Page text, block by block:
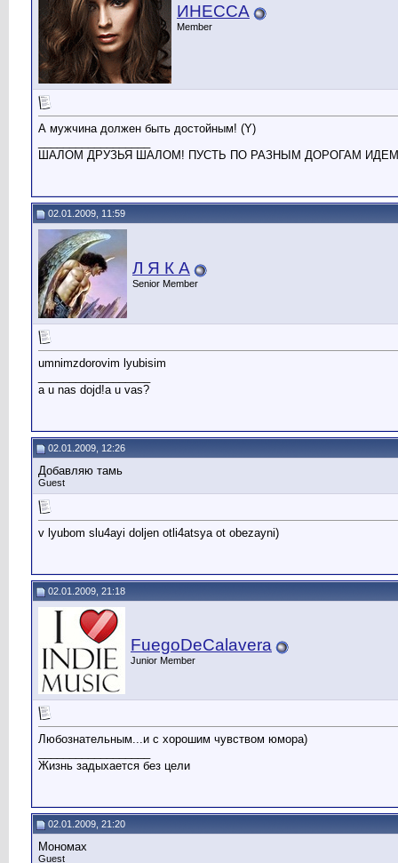
ИНЕССА
Member
А мужчина должен быть достойным! (Y)
ШАЛОМ ДРУЗЬЯ ШАЛОМ! ПУСТЬ ПО РАЗНЫМ ДОРОГАМ
02.01.2009, 11:59
Л Я К А
Senior Member
umnimzdorovim lyubisim
a u nas dojd!a u vas?
02.01.2009, 12:26
Добавляю тамь
Guest
v lyubom slu4ayi doljen otli4atsya ot obezayni)
02.01.2009, 21:18
FuegoDeCalavera
Junior Member
Любознательным...и с хорошим чувством юмора)
Жизнь задыхается без цели
02.01.2009, 21:20
Мономах
Guest